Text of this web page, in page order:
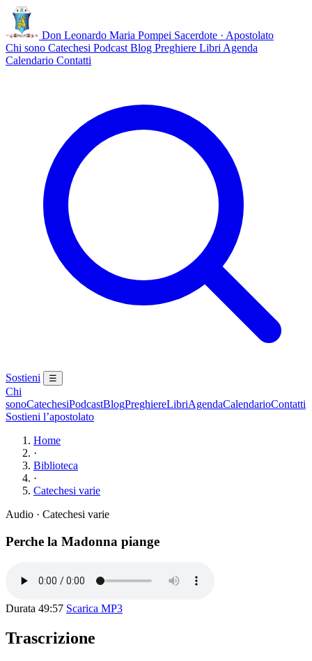
Don Leonardo Maria Pompei Sacerdote · Apostolato
Chi sono Catechesi Podcast Blog Preghiere Libri Agenda
Calendario Contatti
Sostieni ☰
Chi
sonoCatechesiPodcastBlogPreghiereLibriAgendaCalendarioContatti
Sostieni l’apostolato
Home
·
Biblioteca
·
Catechesi varie
Audio · Catechesi varie
Perche la Madonna piange
Durata 49:57 Scarica MP3
Trascrizione